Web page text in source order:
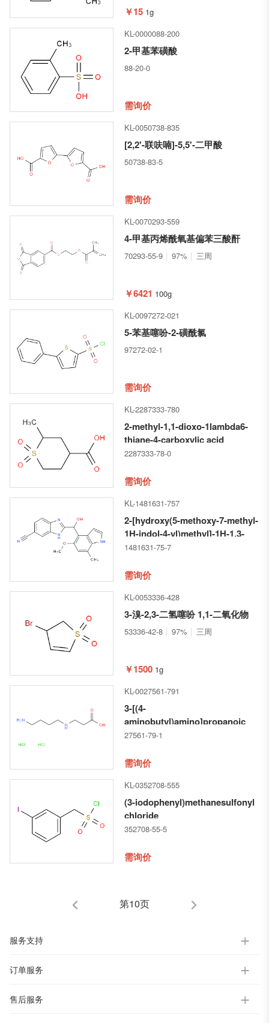
￥15 1g
KL-0000088-200
2-甲基苯磺酸
88-20-0
需询价
KL-0050738-835
[2,2'-联呋喃]-5,5'-二甲酸
50738-83-5
需询价
KL-0070293-559
4-甲基丙烯酰氧基偏苯三酸酐
70293-55-9 97% 三周
￥6421 100g
KL-0097272-021
5-苯基噻吩-2-磺酰氯
97272-02-1
需询价
KL-2287333-780
2-methyl-1,1-dioxo-1lambda6-
thiane-4-carboxylic acid
2287333-78-0
需询价
KL-1481631-757
2-[hydroxy(5-methoxy-7-methyl-
1H-indol-4-yl)methyl]-1H-1,3-
benzodiazole-6-carbonitrile
1481631-75-7
需询价
KL-0053336-428
3-溴-2,3-二氢噻吩 1,1-二氧化物
53336-42-8 97% 三周
￥1500 1g
KL-0027561-791
3-[(4-
aminobutyl)amino]propanoic
acid dihydrochloride
27561-79-1
需询价
KL-0352708-555
(3-iodophenyl)methanesulfonyl
chloride
352708-55-5
需询价
第10页
服务支持
订单服务
售后服务